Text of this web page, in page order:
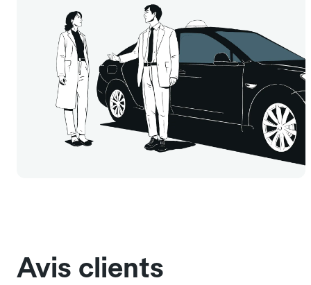
Avis clients